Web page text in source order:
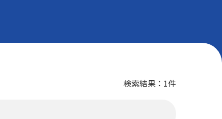
検索結果：1件